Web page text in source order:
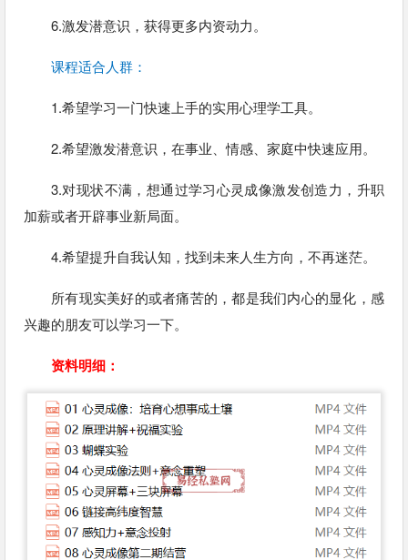
6.激发潜意识，获得更多内资动力。
课程适合人群：
1.希望学习一门快速上手的实用心理学工具。
2.希望激发潜意识，在事业、情感、家庭中快速应用。
3.对现状不满，想通过学习心灵成像激发创造力，升职
加薪或者开辟事业新局面。
4.希望提升自我认知，找到未来人生方向，不再迷茫。
所有现实美好的或者痛苦的，都是我们内心的显化，感
兴趣的朋友可以学习一下。
资料明细：